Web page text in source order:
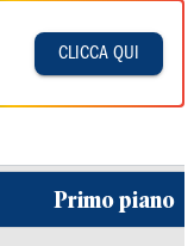
CLICCA QUI
Primo piano